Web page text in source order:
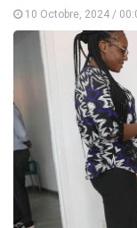
10 Octobre, 2024 /